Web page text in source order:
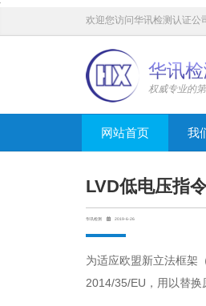
'
欢迎您访问华讯检测认证公
华讯
权威专业的
网站首页 我
LVD低电压指
华讯检测 2019-6-26
为适应欧盟新立法框架
2014/35/EU，用以替换